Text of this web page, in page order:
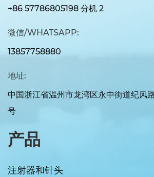
+86 57786805198 分机 2
微信/WHATSAPP:
13857758880
地址:
中国浙江省温州市龙湾区永中街道纪风
号
产品
注射器和针头